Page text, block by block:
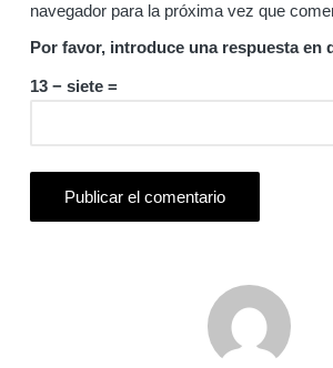
navegador para la próxima vez que
Por favor, introduce una respuesta en
13 − siete =